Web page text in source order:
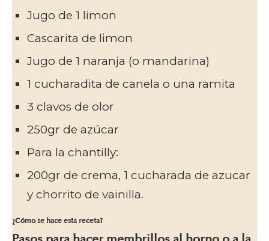
Jugo de 1 limon
Cascarita de limon
Jugo de 1 naranja (o mandarina)
1 cucharadita de canela o una ramita
3 clavos de olor
250gr de azúcar
Para la chantilly:
200gr de crema, 1 cucharada de azucar
y chorrito de vainilla.
¿Cómo se hace esta receta?